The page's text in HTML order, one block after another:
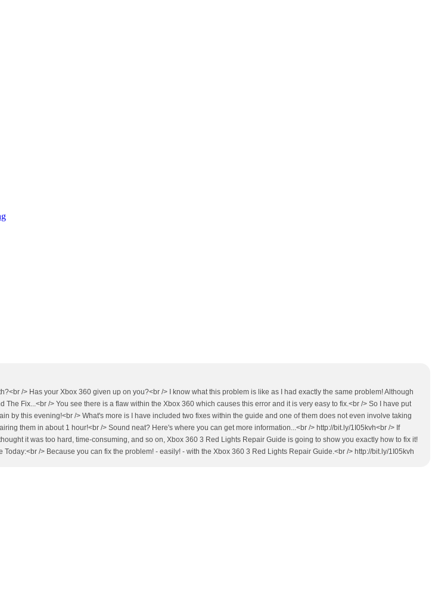
/> Has your Xbox 360 given up on you?<br /> I know what this problem is like as I had exactly the same problem! Although
Fix...<br /> You see there is a flaw within the Xbox 360 which causes this error and it is very easy to fix.<br /> So I have put
by this evening!<br /> What's more is I have included two fixes within the guide and one of them does not even involve taking
them in about 1 hour!<br /> Sound neat? Here's where you can get more information...<br /> http://bit.ly/1I05kvh<br /> If
it was too hard, time-consuming, and so on, Xbox 360 3 Red Lights Repair Guide is going to show you exactly how to fix it!
/> Because you can fix the problem! - easily! - with the Xbox 360 3 Red Lights Repair Guide.<br /> http://bit.ly/1I05kvh